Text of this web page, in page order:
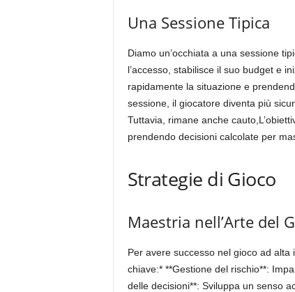
Una Sessione Tipica
Diamo un’occhiata a una sessione
l’accesso, stabilisce il suo budget e
rapidamente la situazione e
sessione, il giocatore diventa più
Tuttavia, rimane anche
prendendo decisioni calcolate per
Strategie di Gioco
Maestria nell’Arte del
Per avere successo nel gioco ad
chiave:* **Gestione del rischio**:
delle decisioni**: Sviluppa un senso